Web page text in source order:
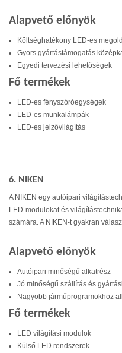
Alapvető előnyök
Költséghatékony LED-es
Gyors gyártástámogatás
Egyedi tervezési lehetőségek
Fő termékek
LED-es fényszóróegységek
LED-es munkalámpák
LED-es jelzővilágítás
6. NIKEN
A NIKEN egy autóipari
LED-modulokat és
számára. A NIKEN-t gyakran
Alapvető előnyök
Autóipari minőségű alkatrész
Jó minőségű szállítás és
Nagyobb járműprogramokhoz
Fő termékek
LED világítási modulok
Külső LED rendszerek